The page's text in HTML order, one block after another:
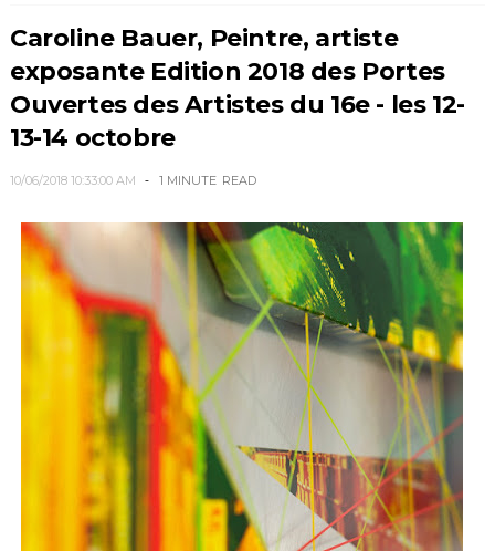
Caroline Bauer, Peintre, artiste
exposante Edition 2018 des Portes
Ouvertes des Artistes du 16e - les 12-
13-14 octobre
10/06/2018 10:33:00 AM 1 MINUTE READ